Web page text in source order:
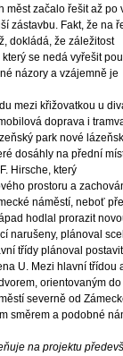
měst začalo řešit až po
zástavbu. Fakt, že na
dokládá, že záležitost
se nedá vyřešit
názory a vzájemně je
mezi křižovatkou u
doprava i
park nové
dosáhly na přední
Hirsche, který
prostoru a
náměstí, neboť
hodlal prorazit
narušeny, plánoval
třídy plánoval postavit
U. Mezi hlavní třídou
orientovaným do
severně od
směrem a podobné
na projektu